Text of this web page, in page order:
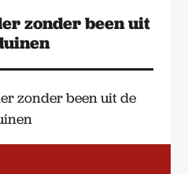
zonder been uit